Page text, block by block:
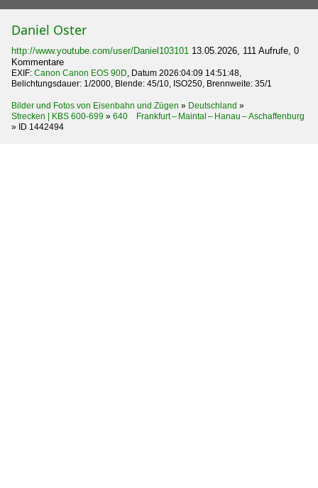
Daniel Oster
http://www.youtube.com/user/Daniel103101 13.05.2026, 111 Aufrufe, 0
Kommentare
EXIF: Canon Canon EOS 90D, Datum 2026:04:09 14:51:48,
Belichtungsdauer: 1/2000, Blende: 45/10, ISO250, Brennweite: 35/1
Bilder und Fotos von Eisenbahn und Zügen » Deutschland »
Strecken | KBS 600-699 » 640 Frankfurt – Maintal – Hanau – Aschaffenburg
» ID 1442494